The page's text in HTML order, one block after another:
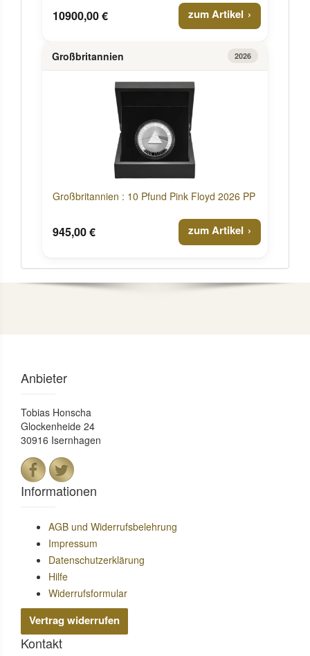
10900,00 € zum Artikel
Großbritannien 2026
Großbritannien : 10 Pfund Pink Floyd 2026 PP
945,00 € zum Artikel
Anbieter
Tobias Honscha
Glockenheide 24
30916 Isernhagen
Informationen
AGB und Widerrufsbelehrung
Impressum
Datenschutzerklärung
Hilfe
Widerrufsformular
Vertrag widerrufen
Kontakt